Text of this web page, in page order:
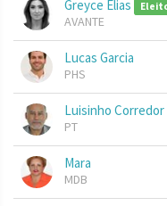
Greyce Elias
AVANTE
Lucas Garcia
PHS
Luisinho Corredor
PT
Mara
MDB